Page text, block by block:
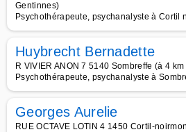
Gentinnes)
Psychothérapeute, psychanalyste à Cortil
Huybrecht Bernadette
R VIVIER ANON 7 5140 Sombreffe (à 4
Psychothérapeute, psychanalyste à
Georges Aurelie
RUE OCTAVE LOTIN 4 1450 Cortil-